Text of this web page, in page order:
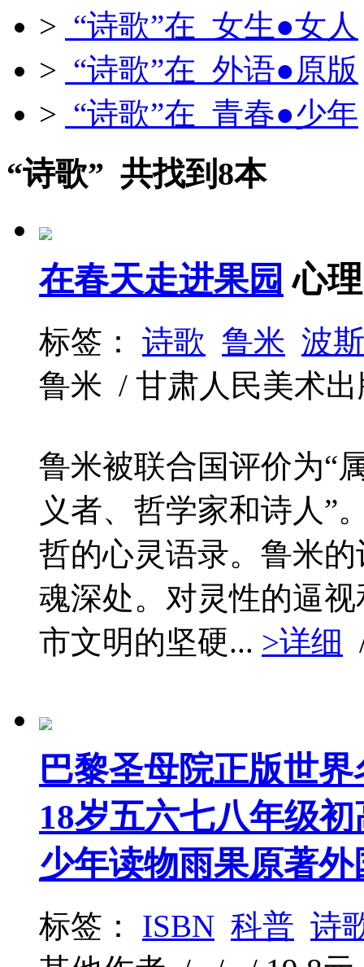
> “诗歌”在 女生●女人
> “诗歌”在 外语●原版
> “诗歌”在 青春●少年
“诗歌” 共找到8本
在春天走进果园 心
标签： 诗歌 鲁米 波斯
鲁米 / 甘肃人民美术
鲁米被联合国评价为“
义者、哲学家和诗人”
哲的心灵语录。鲁米
魂深处。对灵性的逼
市文明的坚硬... >详细
巴黎圣母院正版世
18岁五六七八年级
少年读物雨果原著外
标签： ISBN 科普 诗